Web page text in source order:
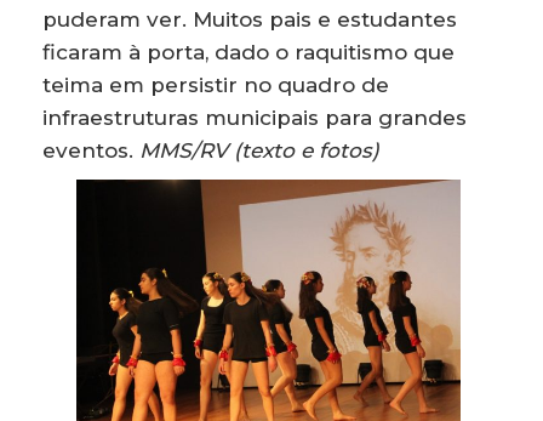
puderam ver. Muitos pais e estudantes
ficaram à porta, dado o raquitismo que
teima em persistir no quadro de
infraestruturas municipais para grandes
eventos. MMS/RV (texto e fotos)